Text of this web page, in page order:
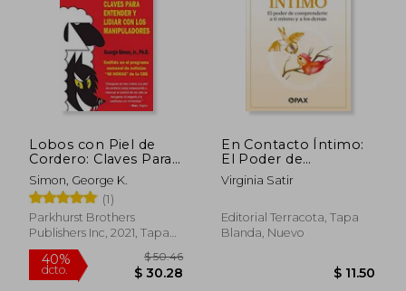
45%
dcto. $ 26.99
45%
dcto.
Lobos con Piel de
Cordero: Claves Para
Entender y Lidial con
los Manipuladores
Simon, George K.
(1)
Parkhurst Brothers
Publishers Inc, 2021, Tapa
Blanda, Nuevo
En Contacto Íntimo:
El Poder de
Comprenderte a ti
Mismo y a los Demás
Virginia Satir
Editorial Terracota, Tapa
Blanda, Nuevo